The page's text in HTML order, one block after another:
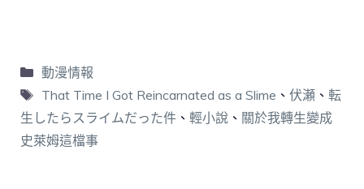
動漫情報
That Time I Got Reincarnated as a Slime 、 伏瀬、 転
生したらスライムだった件 、 輕小說 、 關於我轉生變成
史萊姆這檔事